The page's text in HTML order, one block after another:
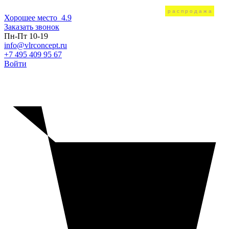
Хорошее место 4.9
Заказать звонок
Пн-Пт 10-19
info@vlrconcept.ru
+7 495 409 95 67
Войти
распродажа